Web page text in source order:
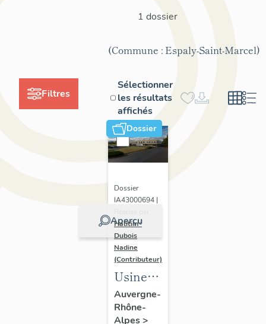
Filtres
1 dossier
(Commune : Espaly-Saint-Marcel)
Sélectionner
les résultats
affichés
Dossier
Aperçu
Dossier
IA43000694 |
Halitim-
Dubois
Nadine
(Contributeur)
Usine
de
dentelle
Auvergne-
Rhône-
Alpes>